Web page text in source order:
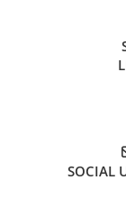
SOCIAL